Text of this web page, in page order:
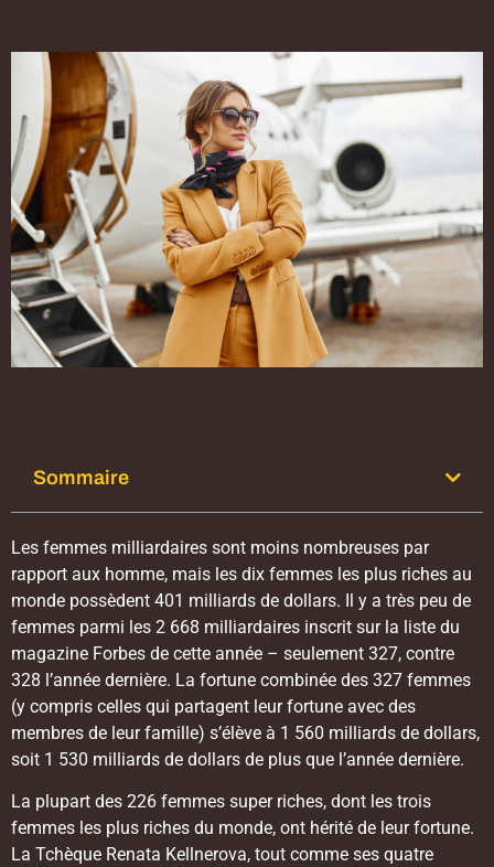
Sommaire
Les femmes milliardaires sont moins nombreuses par
rapport aux homme, mais les dix femmes les plus riches au
monde possèdent 401 milliards de dollars. Il y a très peu de
femmes parmi les 2 668 milliardaires inscrit sur la liste du
magazine Forbes de cette année – seulement 327, contre
328 l’année dernière. La fortune combinée des 327 femmes
(y compris celles qui partagent leur fortune avec des
membres de leur famille) s’élève à 1 560 milliards de dollars,
soit 1 530 milliards de dollars de plus que l’année dernière.
La plupart des 226 femmes super riches, dont les trois
femmes les plus riches du monde, ont hérité de leur fortune.
La Tchèque Renata Kellnerova, tout comme ses quatre